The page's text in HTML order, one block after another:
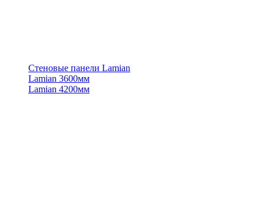
Стеновые панели Lamian
Lamian 3600мм
Lamian 4200мм